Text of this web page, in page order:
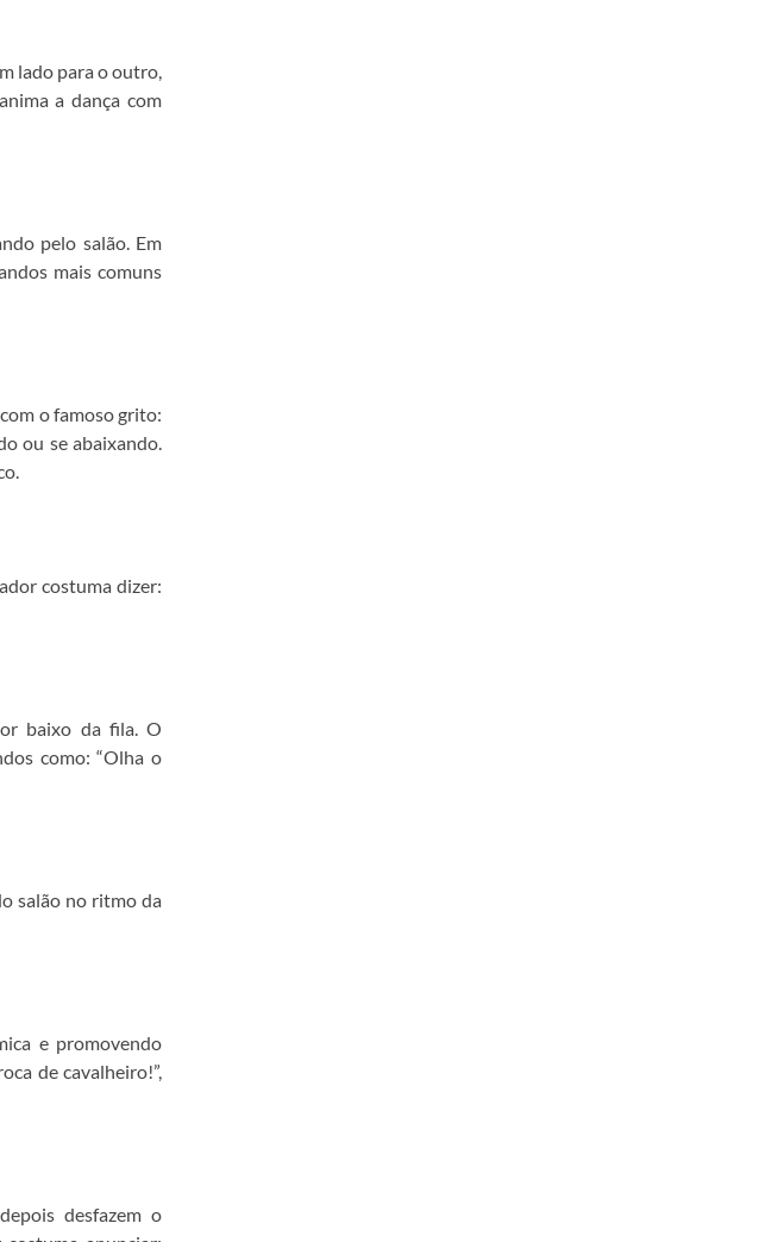
lado para o outro,
a dança com
pelo salão. Em
mais comuns
o famoso grito:
ou se abaixando.
costuma dizer:
baixo da fila. O
como: “Olha o
salão no ritmo da
e promovendo
de cavalheiro!”,
desfazem o